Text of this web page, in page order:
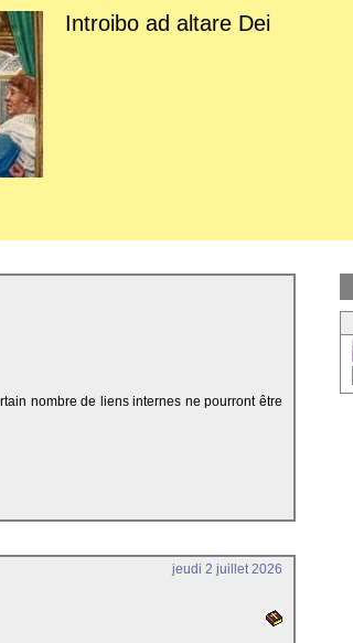
Introibo ad altare Dei
nombre de liens internes ne pourront être
jeudi 2 juillet 2026